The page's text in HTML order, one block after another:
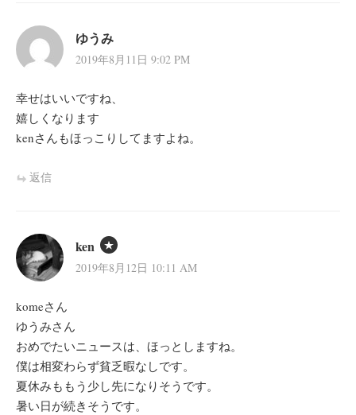
ゆうみ
2019年8月11日 9:02 PM
幸せはいいですね、
嬉しくなります
kenさんもほっこりしてますよね。
返信
ken
2019年8月12日 10:11 AM
komeさん
ゆうみさん
おめでたいニュースは、ほっとしますね。
僕は相変わらず貧乏暇なしです。
夏休みももう少し先になりそうです。
暑い日が続きそうです。